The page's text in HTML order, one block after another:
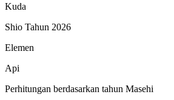
Kuda
Shio Tahun 2026
Elemen
Api
Perhitungan berdasarkan tahun Masehi